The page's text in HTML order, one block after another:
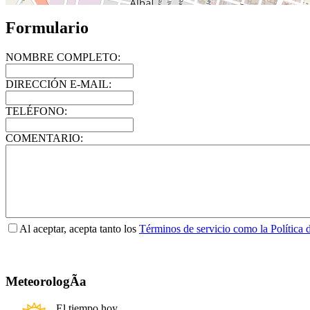
Formulario
NOMBRE COMPLETO:
DIRECCIÓN E-MAIL:
TELÉFONO:
COMENTARIO:
Al aceptar, acepta tanto los Términos de servicio como la Política
MeteorologÃ­a